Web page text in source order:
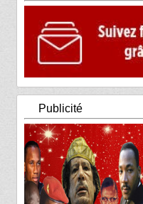
Publicité